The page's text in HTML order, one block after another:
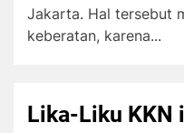
Jakarta. Hal tersebut
keberatan, karena...
Lika-Liku KKN